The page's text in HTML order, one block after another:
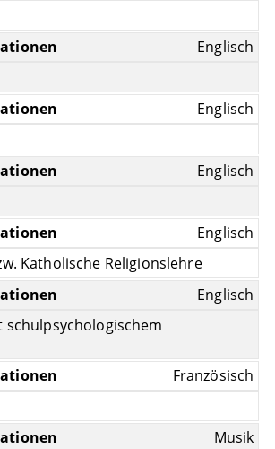
Englisch
Englisch
Englisch
Englisch
Katholische Religionslehre
Englisch
schulpsychologischem
Französisch
Musik